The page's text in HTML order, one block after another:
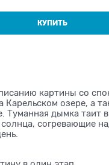
КУПИТЬ
картины со
Карельском озере, а
Туманная дымка таит
солнца, согревающие